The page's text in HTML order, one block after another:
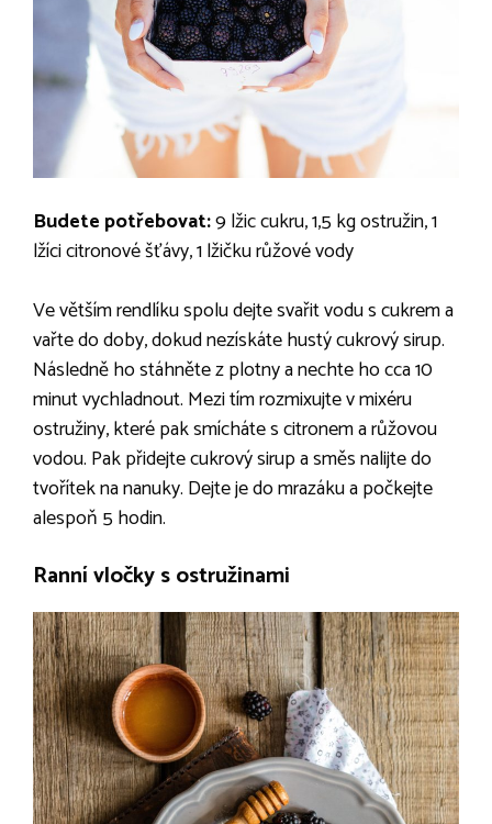
Budete potřebovat:9 lžic cukru, 1,5 kg ostružin, 1
lžíci citronové šťávy, 1 lžičku růžové vody
Ve větším rendlíku spolu dejte svařit vodu s cukrem a
vařte do doby, dokud nezískáte hustý cukrový sirup.
Následně ho stáhněte z plotny a nechte ho cca 10
minut vychladnout. Mezi tím rozmixujte v mixéru
ostružiny, které pak smícháte s citronem a růžovou
vodou. Pak přidejte cukrový sirup a směs nalijte do
tvořítek na nanuky. Dejte je do mrazáku a počkejte
alespoň 5 hodin.
Ranní vločky s ostružinami